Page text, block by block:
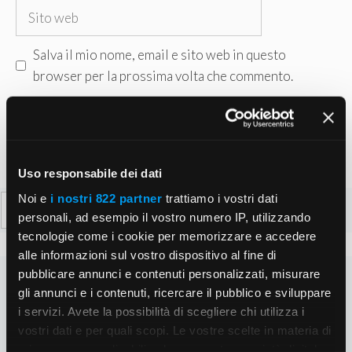
Uso responsabile dei dati
Noi e i nostri 822 partner trattiamo i vostri dati
personali, ad esempio il vostro numero IP, utilizzando
tecnologie come i cookie per memorizzare e accedere
alle informazioni sul vostro dispositivo al fine di
pubblicare annunci e contenuti personalizzati, misurare
gli annunci e i contenuti, ricercare il pubblico e sviluppare
i servizi. Avete la possibilità di scegliere chi utilizza i
vostri dati e per quali scopi. Le vostre scelte in materia di
Sito
Salva il mio nome, email e sito web in questo
browser per la prossima volta che commento.
Ricerca
per: